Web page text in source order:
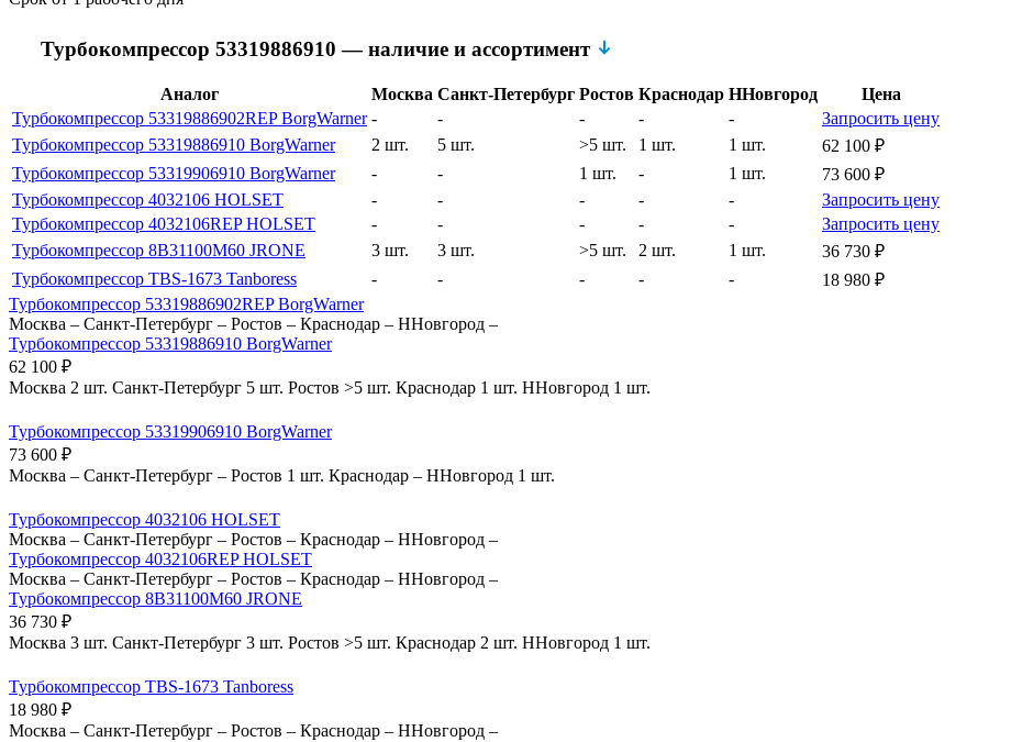
Турбокомпрессор 53319886910 — наличие и ассортимент
Аналог Москва Санкт-Петербург Ростов Краснодар ННовгород
Цена
Турбокомпрессор 53319886902REP BorgWarner - - - - -
Запросить цену
Турбокомпрессор 53319886910 BorgWarner
2 шт. 5 шт. >5 шт. 1 шт. 1 шт. 62 100 ₽
Турбокомпрессор 53319906910 BorgWarner
- - 1 шт. - 1 шт. 73 600 ₽
Турбокомпрессор 4032106 HOLSET
- - - - -
Запросить цену
Турбокомпрессор 4032106REP HOLSET
- - - - -
Запросить цену
Турбокомпрессор 8B31100M60 JRONE
3 шт. 3 шт. >5 шт. 2 шт. 1 шт. 36 730 ₽
Турбокомпрессор TBS-1673 Tanboress
- - - - - 18 980 ₽
Турбокомпрессор 53319886902REP BorgWarner
Москва – Санкт-Петербург – Ростов – Краснодар – ННовгород –
Турбокомпрессор 53319886910 BorgWarner
62 100 ₽
Москва 2 шт. Санкт-Петербург 5 шт. Ростов >5 шт. Краснодар 1 шт. ННовгород 1 шт.
Турбокомпрессор 53319906910 BorgWarner
73 600 ₽
Москва – Санкт-Петербург – Ростов 1 шт. Краснодар – ННовгород 1 шт.
Турбокомпрессор 4032106 HOLSET
Москва – Санкт-Петербург – Ростов – Краснодар – ННовгород –
Турбокомпрессор 4032106REP HOLSET
Москва – Санкт-Петербург – Ростов – Краснодар – ННовгород –
Турбокомпрессор 8B31100M60 JRONE
36 730 ₽
Москва 3 шт. Санкт-Петербург 3 шт. Ростов >5 шт. Краснодар 2 шт. ННовгород 1 шт.
Турбокомпрессор TBS-1673 Tanboress
18 980 ₽
Москва – Санкт-Петербург – Ростов – Краснодар – ННовгород –